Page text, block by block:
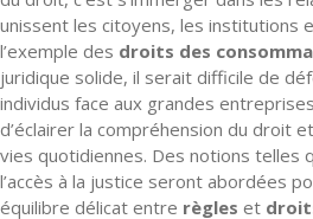
unissent les citoyens, les institutions
l’exemple des droits des
juridique solide, il serait difficile de
individus face aux grandes
d’éclairer la compréhension du droit
vies quotidiennes. Des notions telles
l’accès à la justice seront abordées
équilibre délicat entre règles et